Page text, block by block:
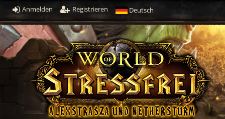
Anmelden Registrieren Deutsch